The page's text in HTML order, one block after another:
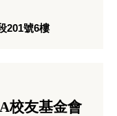
201號6樓
校友基金會